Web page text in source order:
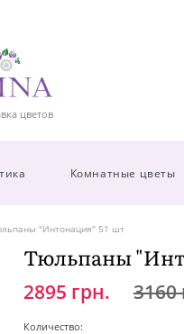
цветов
Комнатные цветы
"Интонация" 51 шт
Тюльпаны
2895 грн. 3160
Количество: